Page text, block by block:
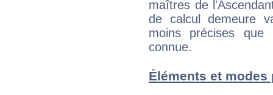
maîtres de
de calcul demeure
moins précises que
connue.
Éléments et